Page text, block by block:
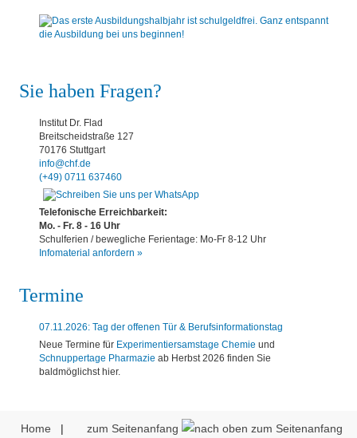
Sie haben Fragen?
Institut Dr. Flad
Breitscheidstraße 127
70176 Stuttgart
info@chf.de
(+49) 0711 637460
Telefonische Erreichbarkeit:
Mo. - Fr. 8 - 16 Uhr
Schulferien / bewegliche Ferientage: Mo-Fr 8-12 Uhr
Infomaterial anfordern »
Termine
07.11.2026: Tag der offenen Tür & Berufsinformationstag
Neue Termine für Experimentiersamstage Chemie und
Schnuppertage Pharmazie ab Herbst 2026 finden Sie
baldmöglichst hier.
zum Seitenanfang
Home |